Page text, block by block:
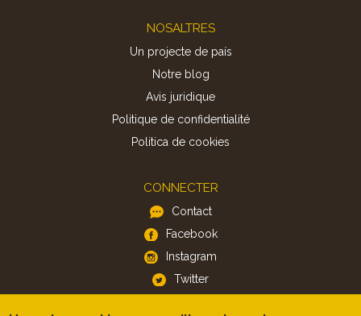
NOSALTRES
Un projecte de país
Notre blog
Avis juridique
Politique de confidentialité
Politica de cookies
CONNECTER
Contact
Facebook
Instagram
Twitter